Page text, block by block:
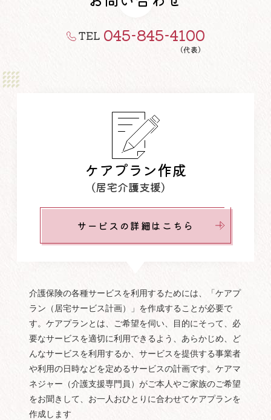
TEL 045-845-4100
（代表）
ケアプラン作成
（居宅介護支援）
サービスの詳細はこちら
介護保険の各種サービスを利用するためには、「ケアプ
ラン（居宅サービス計画）」を作成することが必要で
す。ケアプランとは、ご希望を伺い、目的にそって、必
要なサービスを適切に利用できるよう、あらかじめ、ど
んなサービスを利用するか、サービスを提供する事業者
や利用の日時などを定めるサービスの計画です。ケアマ
ネジャー（介護支援専門員）がご本人やご家族のご希望
をお聞きして、お一人おひとりに合わせてケアプランを
作成します